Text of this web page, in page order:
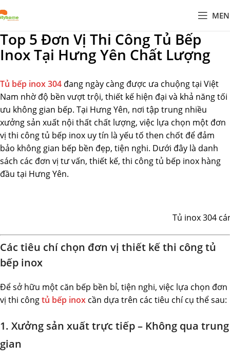
Top 5 Đơn Vị Thi Công Tủ Bếp
Inox Tại Hưng Yên Chất Lượng
Tủ bếp inox 304 đang ngày càng được ưa chuộng tại Việt
Nam nhờ độ bền vượt trội, thiết kế hiện đại và khả năng tối
ưu không gian bếp. Tại Hưng Yên, nơi tập trung nhiều
xưởng sản xuất nội thất chất lượng, việc lựa chọn một đơn
vị thi công tủ bếp inox uy tín là yếu tố then chốt để đảm
bảo không gian bếp bền đẹp, tiện nghi. Dưới đây là danh
sách các đơn vị tư vấn, thiết kế, thi công tủ bếp inox hàng
đầu tại Hưng Yên.
Tủ inox 304
Các tiêu chí chọn đơn vị thiết kế thi công tủ
bếp inox
Để sở hữu một căn bếp bền bỉ, tiện nghi, việc lựa chọn đơn
vị thi côngtủ bếp inox cần dựa trên các tiêu chí cụ thể sau:
1. Xưởng sản xuất trực tiếp – Không qua trung
gian